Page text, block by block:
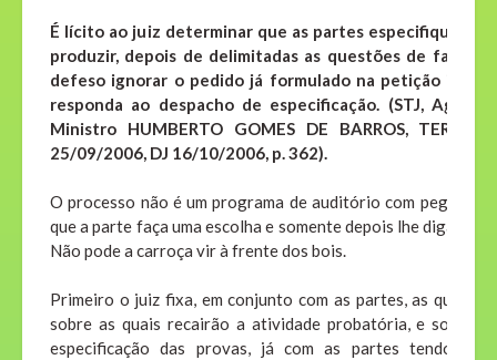
É lícito ao juiz determinar que as partes especifiquem
produzir, depois de delimitadas as questões de fato
defeso ignorar o pedido já formulado na petição
responda ao despacho de especificação. (STJ, AgRg
Ministro HUMBERTO GOMES DE BARROS,
25/09/2006, DJ 16/10/2006, p. 362).
O processo não é um programa de auditório com
que a parte faça uma escolha e somente depois lhe diga que
Não pode a carroça vir à frente dos bois.
Primeiro o juiz fixa, em conjunto com as partes, as
sobre as quais recairão a atividade probatória, e
especificação das provas, já com as partes tendo